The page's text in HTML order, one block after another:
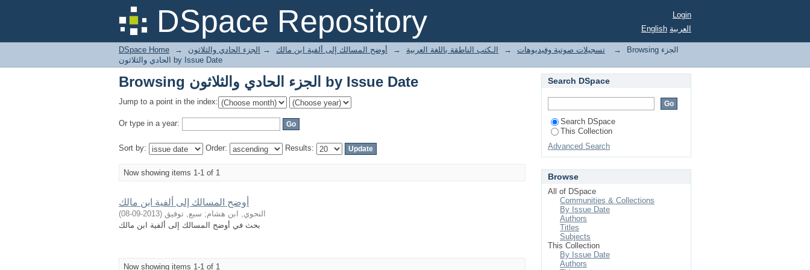
DSpace Repository
Browsing الجزء الحادي والثلاثون by Issue Date
Login
English العربية
DSpace Home → تسجيلات صوتية وفيديوهات → الـكتب الناطقة باللغة العربية → أوضح المسالك إلى ألفية ابن مالك → الجزء الحادي والثلاثون →
Browsing الجزء
الحادي والثلاثون by Issue Date
Browsing الجزء الحادي والثلاثون by Issue Date
Jump to a point in the index:
Or type in a year:
Sort by: Order: Results:
Now showing items 1-1 of 1
أوضح المسالك إلى ألفية ابن مالك
النحوي, ابن هشام; سبع, توفيق (
2013-09-08
)
بحث في أوضح المسالك إلى ألفية ابن مالك
Now showing items 1-1 of 1
Search DSpace
Search DSpace
This Collection
Advanced Search
Browse
All of DSpace
Communities & Collections
By Issue Date
Authors
Titles
Subjects
This Collection
By Issue Date
Authors